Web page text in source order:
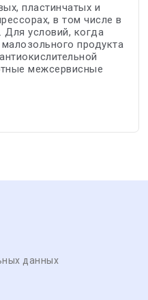
пластинчатых и
в том числе в
Для условий, когда
продукта
межсервисные
данных